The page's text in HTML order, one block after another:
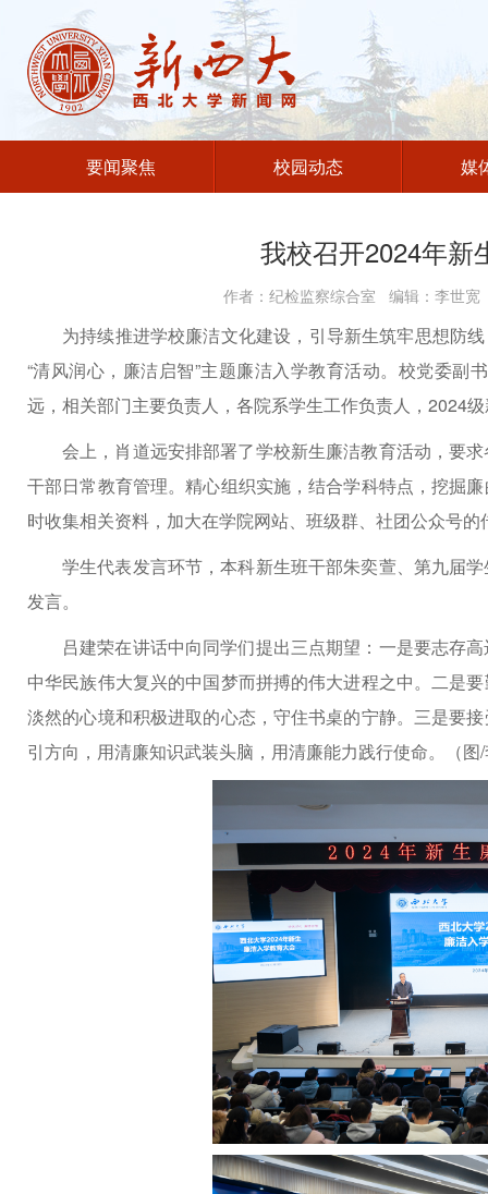
要闻聚焦 校园动态 媒
我校召开2024年新
作者：纪检监察综合室 编辑：李世
为持续推进学校廉洁文化建设，引导新生筑牢思想防
“清风润心，廉洁启智”主题廉洁入学教育活动。 校党委副
远， 相关部门主要负责人，各院系学生工作负责人，2024
会上，肖道远安排部署了学校新生廉洁教育活动，要
干部日常教育管理。精心组织实施，结合学科特点，挖掘
时收集相关资料，加大在学院网站、班级群、社团公众号
学生代表发言环节，本科新生班干部朱奕萱、第九届
发言。
吕建荣在讲话中向同学们提出三点期望：一是要志存
中华民族伟大复兴的中国梦而拼搏的伟大进程之中。二是
淡然的心境和积极进取的心态，守住书桌的宁静。三是要
引方向，用清廉知识武装头脑，用清廉能力践行使命。（图